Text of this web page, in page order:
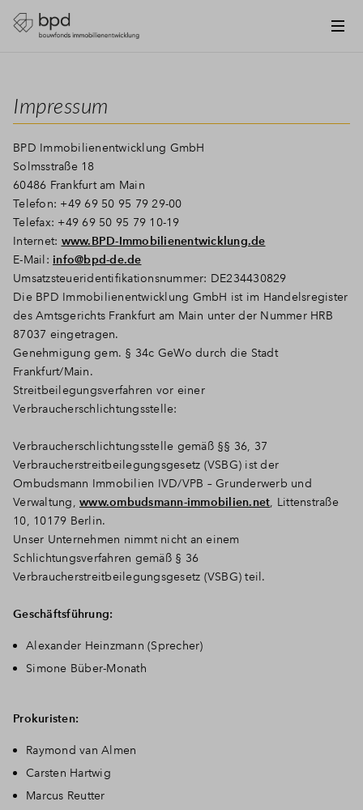
Impressum
BPD Immobilienentwicklung GmbH
Solmsstraße 18
60486 Frankfurt am Main
Telefon: +49 69 50 95 79 29-00
Telefax: +49 69 50 95 79 10-19
Internet: www.BPD-Immobilienentwicklung.de
E-Mail: info@bpd-de.de
Umsatzsteueridentifikationsnummer: DE234430829
Die BPD Immobilienentwicklung GmbH ist im Handelsregister
des Amtsgerichts Frankfurt am Main unter der Nummer HRB
87037 eingetragen.
Genehmigung gem. § 34c GeWo durch die Stadt
Frankfurt/Main.
Streitbeilegungsverfahren vor einer
Verbraucherschlichtungsstelle:
Verbraucherschlichtungsstelle gemäß §§ 36, 37
Verbraucherstreitbeilegungsgesetz (VSBG) ist der
Ombudsmann Immobilien IVD/VPB – Grunderwerb und
Verwaltung, www.ombudsmann-immobilien.net, Littenstraße
10, 10179 Berlin.
Unser Unternehmen nimmt nicht an einem
Schlichtungsverfahren gemäß § 36
Verbraucherstreitbeilegungsgesetz (VSBG) teil.
Geschäftsführung:
Alexander Heinzmann (Sprecher)
Simone Büber-Monath
Prokuristen:
Raymond van Almen
Carsten Hartwig
Marcus Reutter